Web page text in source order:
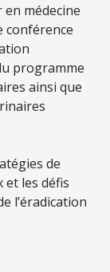
en médecine
conférence
programme
ainsi que
de
et les défis
l’éradication